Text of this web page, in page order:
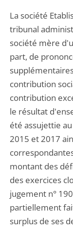
La société
tribunal
société mère
part, de
contribution
contribution
le résultat
été assujettie
2015 et 2017
montant des
des exercices
jugement n°
partiellement
surplus de ses